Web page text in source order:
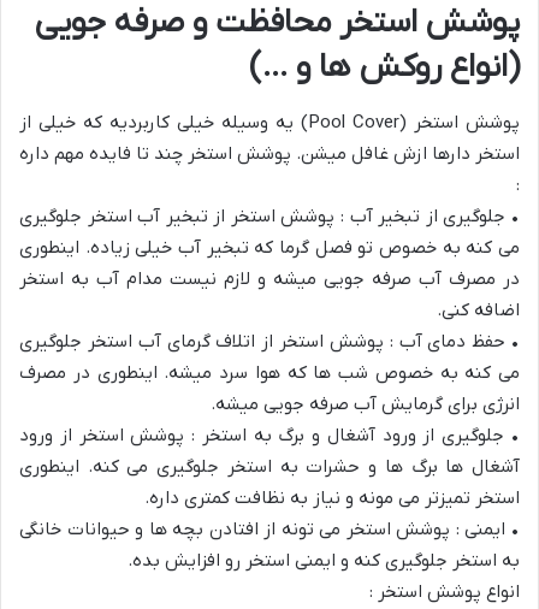
پوشش استخر محافظت و صرفه جویی
(انواع روکش ها و …)
پوشش استخر (Pool Cover) یه وسیله خیلی کاربردیه که خیلی از
استخر دارها ازش غافل میشن. پوشش استخر چند تا فایده مهم داره
:
• جلوگیری از تبخیر آب : پوشش استخر از تبخیر آب استخر جلوگیری
می کنه به خصوص تو فصل گرما که تبخیر آب خیلی زیاده. اینطوری
در مصرف آب صرفه جویی میشه و لازم نیست مدام آب به استخر
اضافه کنی.
• حفظ دمای آب : پوشش استخر از اتلاف گرمای آب استخر جلوگیری
می کنه به خصوص شب ها که هوا سرد میشه. اینطوری در مصرف
انرژی برای گرمایش آب صرفه جویی میشه.
• جلوگیری از ورود آشغال و برگ به استخر : پوشش استخر از ورود
آشغال ها برگ ها و حشرات به استخر جلوگیری می کنه. اینطوری
استخر تمیزتر می مونه و نیاز به نظافت کمتری داره.
• ایمنی : پوشش استخر می تونه از افتادن بچه ها و حیوانات خانگی
به استخر جلوگیری کنه و ایمنی استخر رو افزایش بده.
انواع پوشش استخر :